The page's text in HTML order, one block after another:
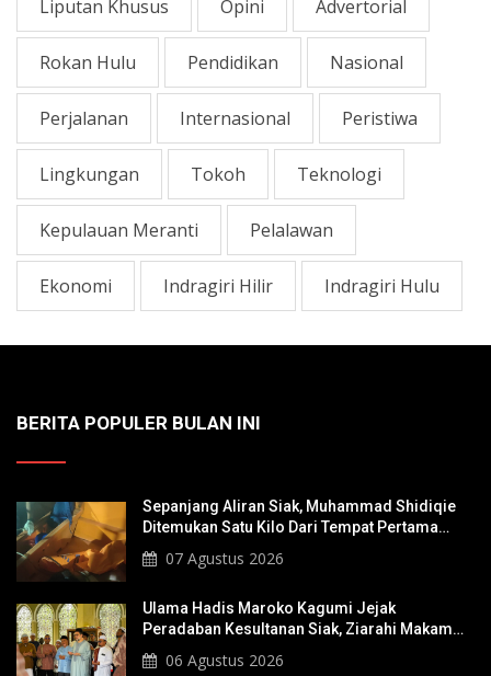
Liputan Khusus Opini Advertorial
Rokan Hulu Pendidikan Nasional
Perjalanan Internasional Peristiwa
Lingkungan Tokoh Teknologi
Kepulauan Meranti Pelalawan
Ekonomi Indragiri Hilir Indragiri Hulu
BERITA POPULER BULAN INI
Sepanjang Aliran Siak, Muhammad Shidiqie
Ditemukan Satu Kilo Dari Tempat Pertama
Tenggelam
07 Agustus 2026
Ulama Hadis Maroko Kagumi Jejak
Peradaban Kesultanan Siak, Ziarahi Makam
Sultan Hingga Pendiri Pekanbaru
06 Agustus 2026